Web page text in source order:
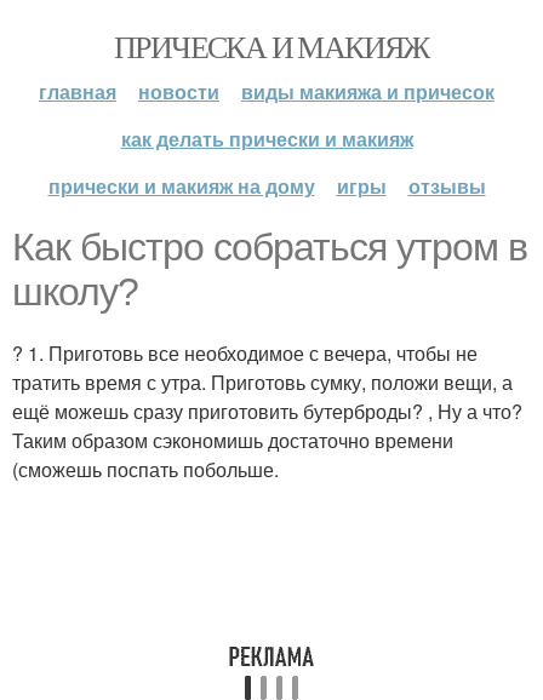
ПРИЧЕСКА И МАКИЯЖ
главная новости
виды макияжа и причесок
как делать прически и макияж
прически и макияж на дому
игры отзывы
Как быстро собраться утром в
школу?
? 1. Приготовь все необходимое с вечера, чтобы не
тратить время с утра. Приготовь сумку, положи вещи, а
ещё можешь сразу приготовить бутерброды? , Ну а что?
Таким образом сэкономишь достаточно времени
(сможешь поспать побольше.